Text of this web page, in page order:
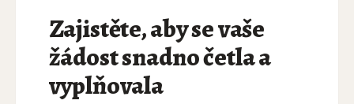
Zajistěte, aby se vaše
žádost snadno četla a
vyplňovala